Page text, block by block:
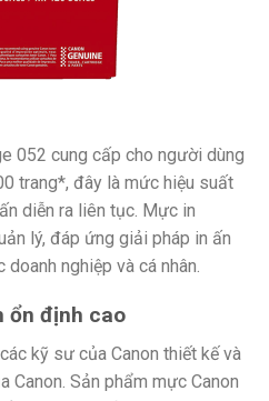
052 cung cấp cho người dùng
trang*, đây là mức hiệu suất
diễn ra liên tục. Mực in
lý, đáp ứng giải pháp in ấn
nghiệp và cá nhân.
ổn định cao
kỹ sư của Canon thiết kế và
Canon. Sản phẩm mực Canon